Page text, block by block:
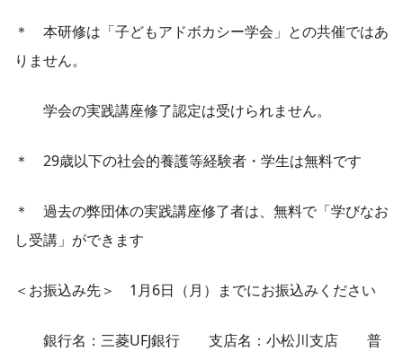
＊ 本研修は「子どもアドボカシー学会」との共催ではあ
りません。
学会の実践講座修了認定は受けられません。
＊ 29歳以下の社会的養護等経験者・学生は無料です
＊ 過去の弊団体の実践講座修了者は、無料で「学びなお
し受講」ができます
＜お振込み先＞ 1月6日（月）までにお振込みください
銀行名：三菱UFJ銀行 支店名：小松川支店 普